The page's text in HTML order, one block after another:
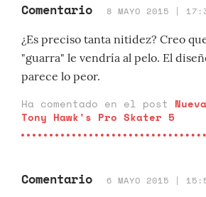
Comentario 8 MAYO 2015 |
¿Es preciso tanta nitidez? Creo
"guarra" le vendría al pelo. El
parece lo peor.
Ha comentado en el post
Tony Hawk's Pro Skater 5
Comentario 6 MAYO 2015 |